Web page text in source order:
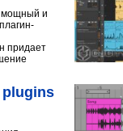
мощный и
придает
plugins